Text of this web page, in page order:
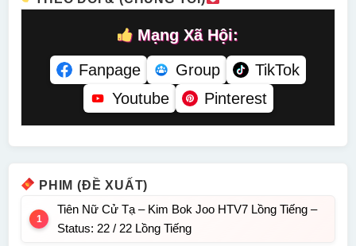
Mạng Xã Hội:
Fanpage
Group
TikTok
Youtube
Pinterest
PHIM (ĐỀ XUẤT)
Tiên Nữ Cử Tạ – Kim Bok Joo HTV7 Lồng Tiếng –
Status: 22 / 22 Lồng Tiếng